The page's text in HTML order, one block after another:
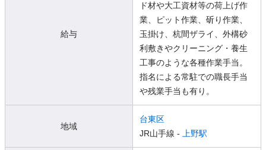
給与
ド材や大工資材等の荷上げ作
業、ピット作業、斫り作業、
玉掛け、杭間ザライ、外構砂
利敷きやクリーニング・養生
工事のような各種作業手当。
指名による常駐での職長手当
や残業手当も有り。
地域
台東区
JR山手線 -
上野駅